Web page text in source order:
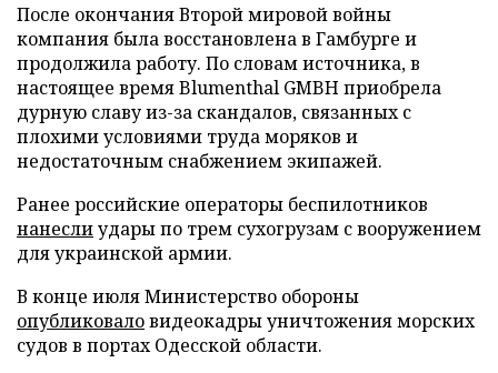
После окончания Второй мировой войны
компания была восстановлена в Гамбурге и
продолжила работу. По словам источника, в
настоящее время Blumenthal GMBH приобрела
дурную славу из-за скандалов, связанных с
плохими условиями труда моряков и
недостаточным снабжением экипажей.
Ранее российские операторы беспилотников
нанеслиудары по трем сухогрузам с вооружением
для украинской армии.
В конце июля Министерство обороны
опубликоваловидеокадры уничтожения морских
судов в портах Одесской области.